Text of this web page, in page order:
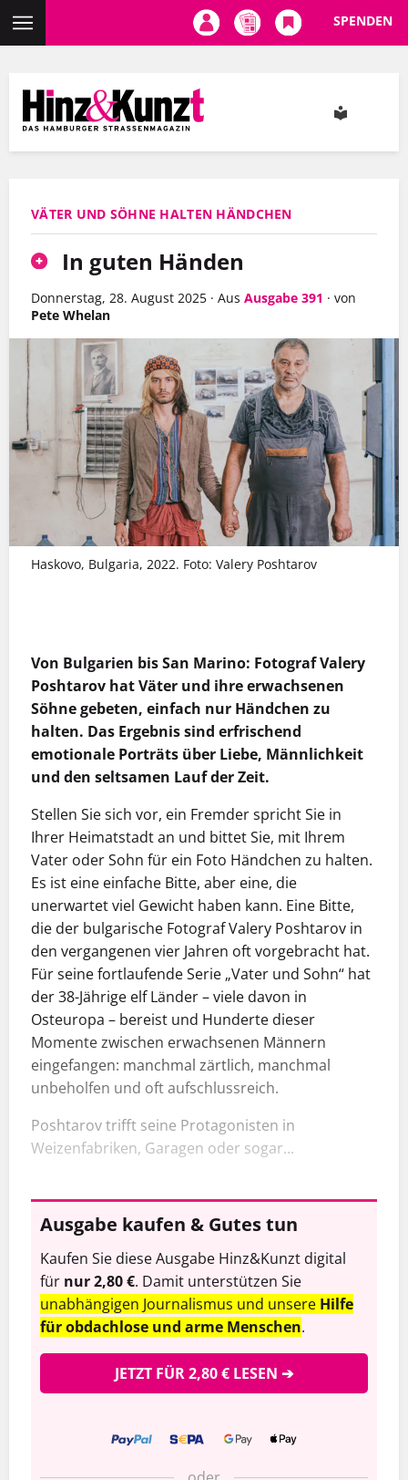
Inhalt
SPENDEN
VÄTER UND SÖHNE HALTEN HÄNDCHEN
In guten Händen
Donnerstag, 28. August 2025 · Aus Ausgabe 391 · von
Pete Whelan
Haskovo, Bulgaria, 2022. Foto: Valery Poshtarov
Von Bulgarien bis San Marino: Fotograf Valery
Poshtarov hat Väter und ihre erwachsenen
Söhne gebeten, einfach nur Händchen zu
halten. Das Ergebnis sind erfrischend
emotionale Porträts über Liebe, Männlichkeit
und den seltsamen Lauf der Zeit.
Stellen Sie sich vor, ein Fremder spricht Sie in
Ihrer Heimatstadt an und bittet Sie, mit Ihrem
Vater oder Sohn für ein Foto Händchen zu halten.
Es ist eine einfache Bitte, aber eine, die
unerwartet viel Gewicht haben kann. Eine Bitte,
die der bulgarische Fotograf Valery Poshtarov in
den vergangenen vier Jahren oft vorgebracht hat.
Für seine fortlaufende Serie „Vater und Sohn“ hat
der 38-Jährige elf Länder – viele davon in
Osteuropa – bereist und Hunderte dieser
Momente zwischen erwachsenen Männern
eingefangen: manchmal zärtlich, manchmal
unbeholfen und oft aufschlussreich.
Poshtarov trifft seine Protagonisten in
Weizenfabriken, Garagen oder sogar...
Ausgabe kaufen & Gutes tun
Kaufen Sie diese Ausgabe Hinz&Kunzt digital
für nur 2,80 €. Damit unterstützen Sie
unabhängigen Journalismus und unsere Hilfe
für obdachlose und arme Menschen.
JETZT FÜR 2,80 € LESEN ➔